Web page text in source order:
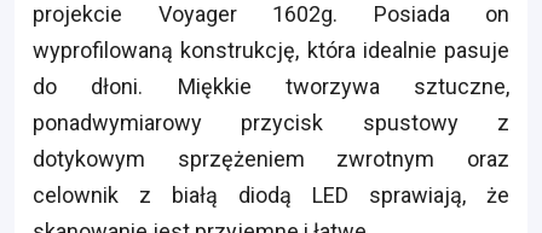
projekcie Voyager 1602g. Posiada on
wyprofilowaną konstrukcję, która idealnie pasuje
do dłoni. Miękkie tworzywa sztuczne,
ponadwymiarowy przycisk spustowy z
dotykowym sprzężeniem zwrotnym oraz
celownik z białą diodą LED sprawiają, że